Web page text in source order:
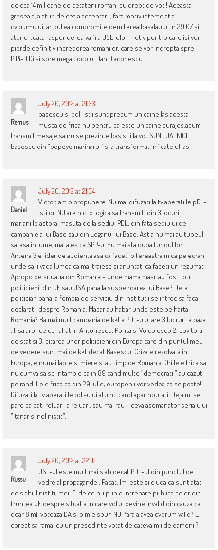
de cca 14 milioane de cetateni romani cu drept de vot ! Aceasta
greseala, alaturi de cea a acceptarii, fara motiv intemeiat a
cvorumului, ar putea compromite demiterea basalaului in 29.07 si
atunci toata raspunderea va fi a USL-ului, motiv pentru care isi vor
pierde definitiv increderea romanilor, care se vor indrepta spre
PiPi-DiDi si spre megaciocoiul Dan Diaconescu.
Remus
July 20, 2012 at 21:33
basescu si pdl-istii sunt precum un caine las,acesta
musca de frica nu pentru ca este un caine curajos.acum
transmit mesaje sa nu se prezinte basistii la vot.SUNT JALNICI.
basescu din “popeye marinarul “s-a transformat in “catelul las”
Daniel
July 20, 2012 at 21:34
Victor, am o propunere: Nu mai difuzati la tv aberatiile pDL-
istilor. NU are nici o logica sa transmiti din 3 locuri
marlaniile astora: masuta de la sediul PDL, din fata sediului de
campanie a lui Base sau din Loganul lui Base. Astia nu mai au tupeul
sa iasa in lume, mai ales ca SPP-ul nu mai sta dupa fundul lor.
Antena 3 e lider de audienta asa ca faceti o fereastra mica pe ecran
unde sa-i vada lumea ca mai traiesc si anuntati ca faceti un rezumat .
Apropo de situatia din Romania – unde mama masii au fost toti
politicienii din UE sau USA pana la suspendarea lui Base? De la
politician pana la femeia de serviciu din institutii se intrec sa faca
declaratii despre Romania. Macar au habar unde este pe harta
Romania? Ba mai mult campania de kkt a PDL-ului are 3 lucruri la baza
: 1. sa arunce cu rahat in Antonescu, Ponta si Voiculescu 2. Lovitura
de stat si 3. citarea unor politicieni din Europa care din puntul meu
de vedere sunt mai de kkt decat Basescu. Criza e rezolvata in
Europa, e numai lapte si miere si au timp de Romania. Ori le e frica sa
nu cumva sa se intample ca in 89 cand multe ”democratii” au cazut
pe rand. Le e frica ca din 29 iulie, europenii vor vedea ca se poate!
Difuzati la tv aberatiile pdl-ului atunci cand apar noutati. Deja mi se
pare ca dati reluari la reluari, sau mai rau – ceva asemanator serialului
” tanar si nelinistit”.
Russu
July 20, 2012 at 22:11
USL-ul este mult mai slab decat PDL-ul din punctul de
vedre al propagandei. Pacat. Imi este si ciuda ca sunt atat
de slabi, linistiti, moi. Ei de ce nu pun o intrebare publica celor din
fruntea UE despre situatia in care votul devine invalid din cauza ca
doar 8 mil voteaza DA si o mie spun NU, fara a avea cvorum valid? E
corect sa ramai cu un presedinte votat de cateva mii de oameni ?